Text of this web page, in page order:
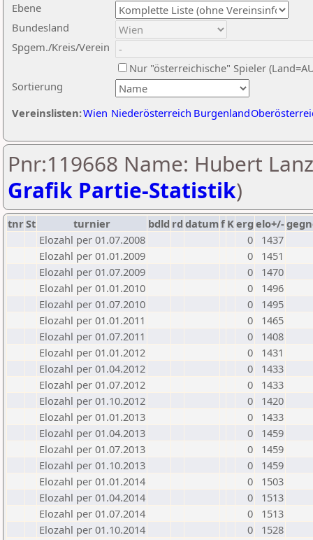
Ebene
Sortierung
Bundesland
Spgem./Kreis/Verein
Nur "österreichische" Spieler
Vereinslisten:Wien Niederösterreich Burgenland
Pnr:119668 Name: Hubert
Grafik Partie-Statistik)
tnrSt turnier bdld rd datumf Kerg elo+/-
Elozahl per 01.07.2008
0
1437
Elozahl per 01.01.2009
0
1451
Elozahl per 01.07.2009
0
1470
Elozahl per 01.01.2010
0
1496
Elozahl per 01.07.2010
0
1495
Elozahl per 01.01.2011
0
1465
Elozahl per 01.07.2011
0
1408
Elozahl per 01.01.2012
0
1431
Elozahl per 01.04.2012
0
1433
Elozahl per 01.07.2012
0
1433
Elozahl per 01.10.2012
0
1420
Elozahl per 01.01.2013
0
1433
Elozahl per 01.04.2013
0
1459
Elozahl per 01.07.2013
0
1459
Elozahl per 01.10.2013
0
1459
Elozahl per 01.01.2014
0
1503
Elozahl per 01.04.2014
0
1513
Elozahl per 01.07.2014
0
1513
Elozahl per 01.10.2014
0
1528